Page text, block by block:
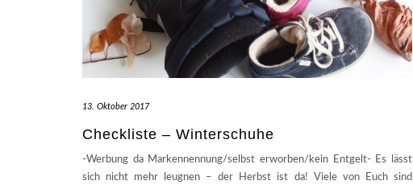
13. Oktober 2017
Checkliste – Winterschuhe
-Werbung da Markennennung/selbst erworben/kein Entgelt- Es lässt
sich nicht mehr leugnen – der Herbst ist da! Viele von Euch sind